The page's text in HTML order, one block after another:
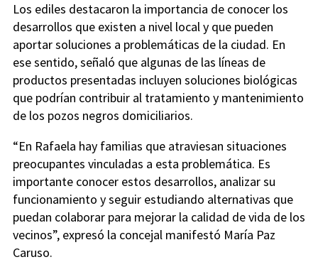
Los ediles destacaron la importancia de conocer los
desarrollos que existen a nivel local y que pueden
aportar soluciones a problemáticas de la ciudad. En
ese sentido, señaló que algunas de las líneas de
productos presentadas incluyen soluciones biológicas
que podrían contribuir al tratamiento y mantenimiento
de los pozos negros domiciliarios.
“En Rafaela hay familias que atraviesan situaciones
preocupantes vinculadas a esta problemática. Es
importante conocer estos desarrollos, analizar su
funcionamiento y seguir estudiando alternativas que
puedan colaborar para mejorar la calidad de vida de los
vecinos”, expresó la concejal manifestó María Paz
Caruso.